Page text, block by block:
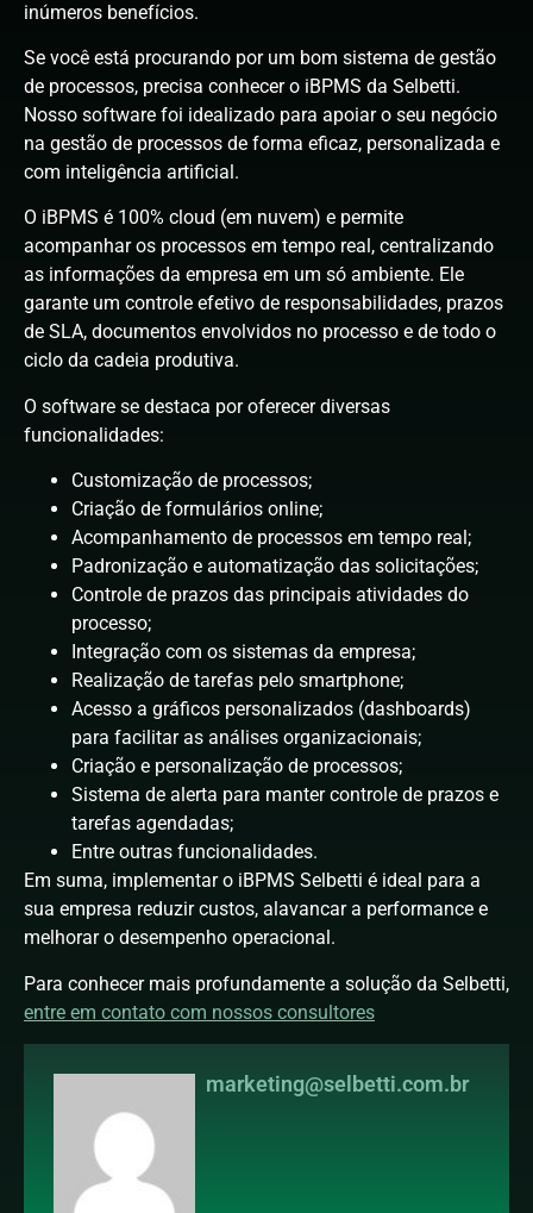
inúmeros benefícios.
Se você está procurando por um bom sistema de gestão
de processos, precisa conhecer o iBPMS da Selbetti.
Nosso software foi idealizado para apoiar o seu negócio
na gestão de processos de forma eficaz, personalizada e
com inteligência artificial.
O iBPMS é 100% cloud (em nuvem) e permite
acompanhar os processos em tempo real, centralizando
as informações da empresa em um só ambiente. Ele
garante um controle efetivo de responsabilidades, prazos
de SLA, documentos envolvidos no processo e de todo o
ciclo da cadeia produtiva.
O software se destaca por oferecer diversas
funcionalidades:
Customização de processos;
Criação de formulários online;
Acompanhamento de processos em tempo real;
Padronização e automatização das solicitações;
Controle de prazos das principais atividades do
processo;
Integração com os sistemas da empresa;
Realização de tarefas pelo smartphone;
Acesso a gráficos personalizados (dashboards)
para facilitar as análises organizacionais;
Criação e personalização de processos;
Sistema de alerta para manter controle de prazos e
tarefas agendadas;
Entre outras funcionalidades.
Em suma, implementar o iBPMS Selbetti é ideal para a
sua empresa reduzir custos, alavancar a performance e
melhorar o desempenho operacional.
Para conhecer mais profundamente a solução da Selbetti,
entre em contato com nossos consultores
marketing@selbetti.com.br